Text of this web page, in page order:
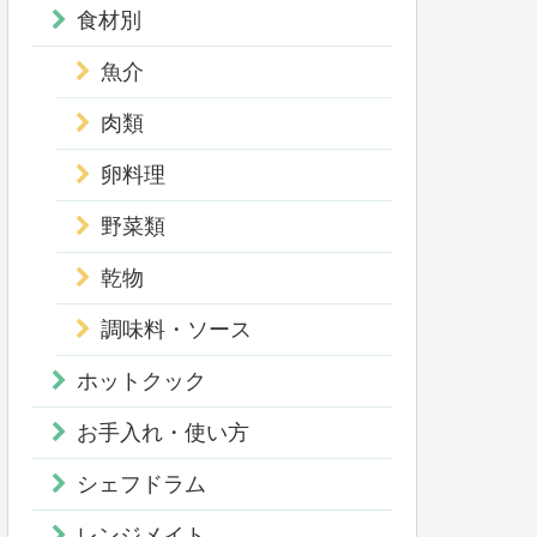
食材別
魚介
肉類
卵料理
野菜類
乾物
調味料・ソース
ホットクック
お手入れ・使い方
シェフドラム